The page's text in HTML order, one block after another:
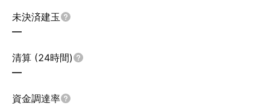
未決済建玉
—
清算 (24時間)
—
資金調達率